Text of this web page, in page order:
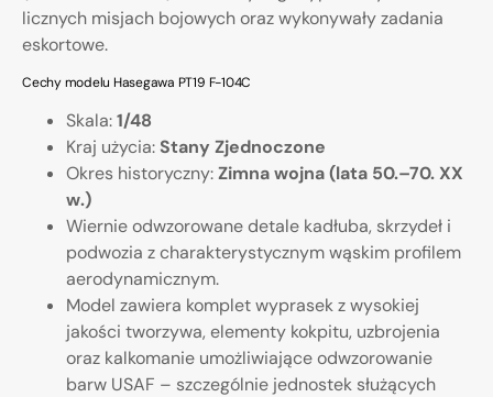
licznych misjach bojowych oraz wykonywały zadania
eskortowe.
Cechy modelu Hasegawa PT19 F-104C
Skala:1/48
Kraj użycia: Stany Zjednoczone
Okres historyczny:Zimna wojna (lata 50.–70. XX
w.)
Wiernie odwzorowane detale kadłuba, skrzydeł i
podwozia z charakterystycznym wąskim profilem
aerodynamicznym.
Model zawiera komplet wyprasek z wysokiej
jakości tworzywa, elementy kokpitu, uzbrojenia
oraz kalkomanie umożliwiające odwzorowanie
barw USAF – szczególnie jednostek służących